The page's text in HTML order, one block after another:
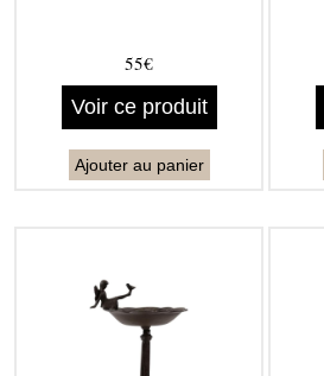
55€
Voir ce produit
Ajouter au panier